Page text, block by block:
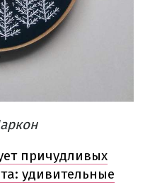
причудливых
удивительные